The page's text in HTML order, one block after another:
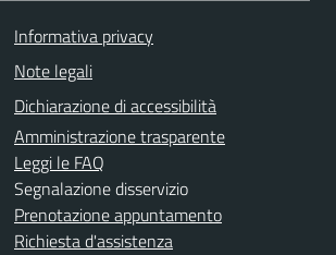
Informativa privacy
Note legali
Dichiarazione di accessibilità
Amministrazione trasparente
Leggi le FAQ
Segnalazione disservizio
Prenotazione appuntamento
Richiesta d'assistenza